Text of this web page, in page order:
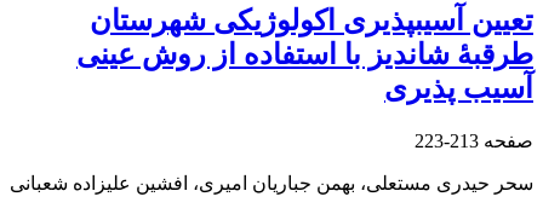
تعیین آسیب‏پذیری اکولوژیکی شهرستان
طرقبۀ شاندیز با استفاده از روش عینی
آسیب‏ پذیری
صفحه 213-223
سحر حیدری مستعلی، بهمن جباریان امیری، افشین علیزاده شعبانی